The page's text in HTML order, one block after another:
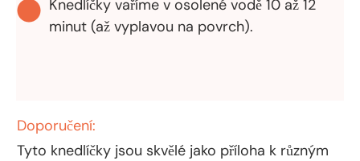
Knedlíčky vaříme v osolené vodě 10 až 12
minut (až vyplavou na povrch).
Doporučení:
Tyto knedlíčky jsou skvělé jako příloha k různým